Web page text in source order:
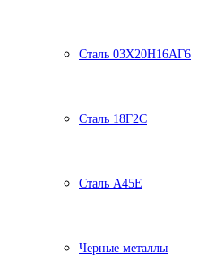
Сталь 03Х20Н16АГ6
Сталь 18Г2С
Сталь А45Е
Черные металлы